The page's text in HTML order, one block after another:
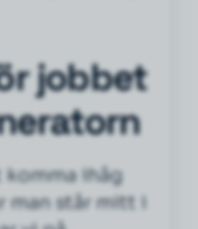
jobbet
komma ihåg
man står mitt i